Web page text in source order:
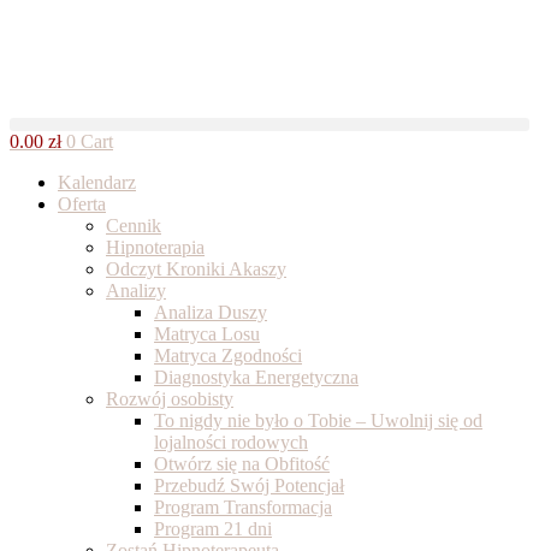
0.00 zł 0 Cart
Kalendarz
Oferta
Cennik
Hipnoterapia
Odczyt Kroniki Akaszy
Analizy
Analiza Duszy
Matryca Losu
Matryca Zgodności
Diagnostyka Energetyczna
Rozwój osobisty
To nigdy nie było o Tobie – Uwolnij się od
lojalności rodowych
Otwórz się na Obfitość
Przebudź Swój Potencjał
Program Transformacja
Program 21 dni